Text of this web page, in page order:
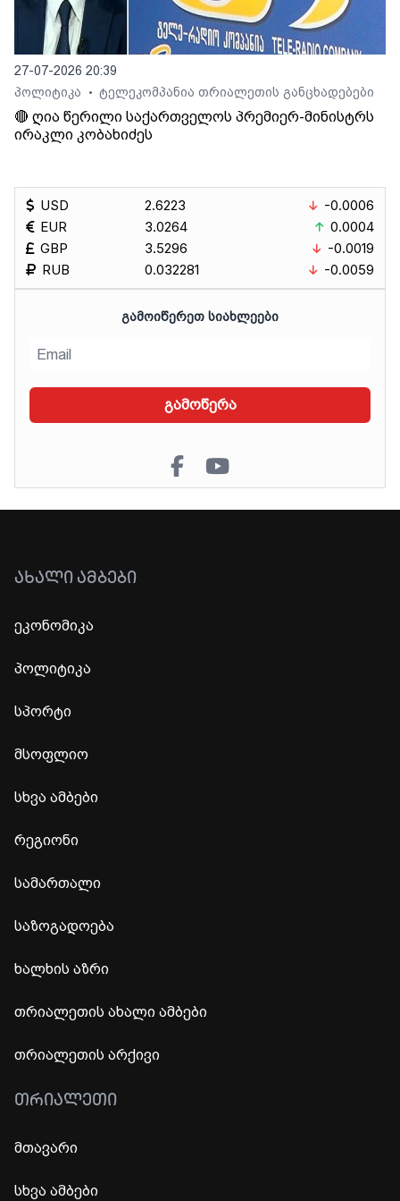
27-07-2026 20:39
პოლიტიკა
• ტელეკომპანია თრიალეთის განცხადებები
🔴 ღია წერილი საქართველოს პრემიერ-მინისტრს
ირაკლი კობახიძეს
USD
EUR
GBP
RUB
2.6223
3.0264
3.5296
0.032281
-0.0006
0.0004
-0.0019
-0.0059
ᲒᲐᲛᲝᲘᲬᲔᲠᲔᲗ ᲡᲘᲐᲮᲚᲔᲔᲑᲘ
გამოწერა
ᲐᲮᲐᲚᲘ ᲐᲛᲑᲔᲑᲘ
ეკონომიკა
პოლიტიკა
სპორტი
მსოფლიო
სხვა ამბები
რეგიონი
სამართალი
საზოგადოება
ხალხის აზრი
თრიალეთის ახალი ამბები
თრიალეთის არქივი
ᲗᲠᲘᲐᲚᲔᲗᲘ
მთავარი
სხვა ამბები